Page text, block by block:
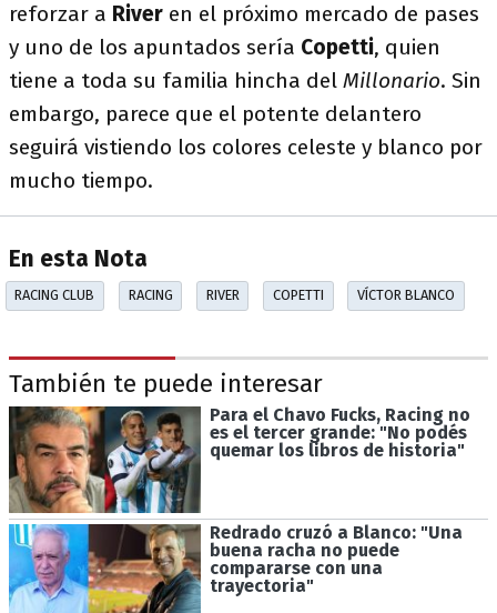
reforzar a River en el próximo mercado de pases
y uno de los apuntados sería Copetti, quien
tiene a toda su familia hincha del Millonario. Sin
embargo, parece que el potente delantero
seguirá vistiendo los colores celeste y blanco por
mucho tiempo.
En esta Nota
RACING CLUB RACING RIVER COPETTI VÍCTOR BLANCO
También te puede interesar
Para el Chavo Fucks, Racing no
es el tercer grande: "No podés
quemar los libros de historia"
Redrado cruzó a Blanco: "Una
buena racha no puede
compararse con una
trayectoria"